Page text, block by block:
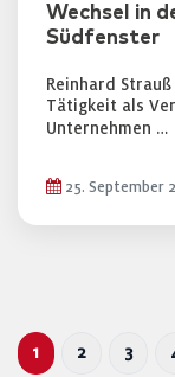
Wechsel in
Südfenster
Reinhard
Tätigkeit als
Unternehmen …
25. September
1 2 3